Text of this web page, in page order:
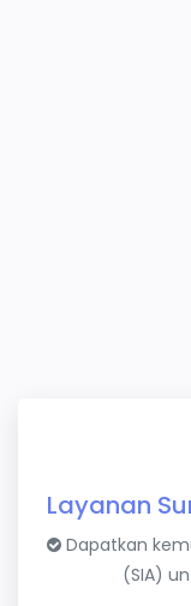
Layanan
Dapatkan
(SIA)